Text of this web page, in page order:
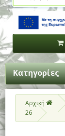
Κατηγορίες
Αρχική
26